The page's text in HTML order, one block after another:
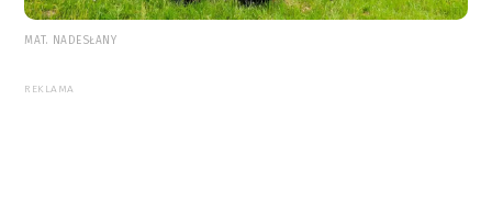
MAT. NADESŁANY
REKLAMA